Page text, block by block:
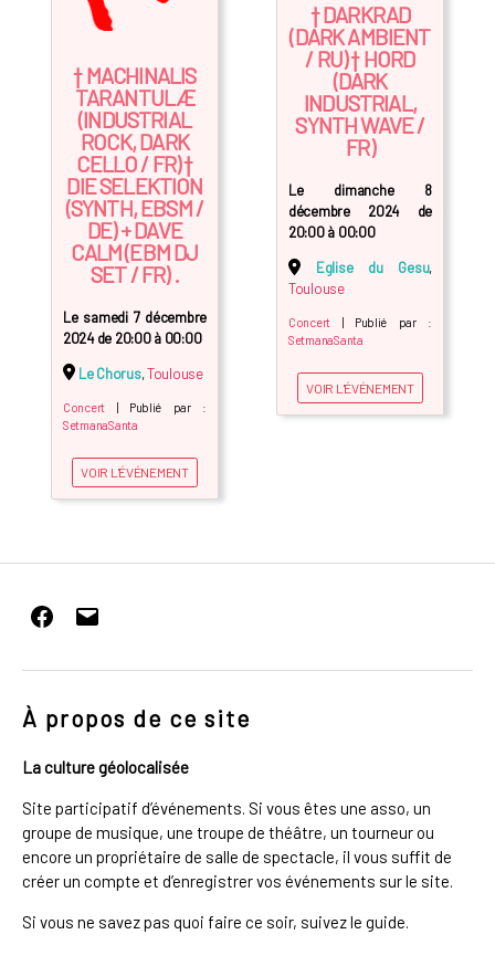
† DARKRAD
(DARK AMBIENT
/ RU) † HORD
(DARK
INDUSTRIAL,
SYNTH WAVE /
FR)
Le dimanche 8
décembre 2024 de
20:00 à 00:00
Eglise du Gesu,
Toulouse
Concert | Publié par :
SetmanaSanta
VOIR L'ÉVÉNEMENT
† MACHINALIS
TARANTULÆ
(INDUSTRIAL
ROCK, DARK
CELLO / FR) †
DIE SELEKTION
(SYNTH, EBSM /
DE) + DAVE
CALM (EBM DJ
SET / FR) .
Le samedi 7 décembre
2024 de 20:00 à 00:00
Le Chorus,Toulouse
Concert | Publié par :
SetmanaSanta
VOIR L'ÉVÉNEMENT
Facebook
E-
mail
À propos de ce site
La culture géolocalisée
Site participatif d’événements. Si vous êtes une asso, un
groupe de musique, une troupe de théâtre, un tourneur ou
encore un propriétaire de salle de spectacle, il vous suffit de
créer un compte et d’enregistrer vos événements sur le site.
Si vous ne savez pas quoi faire ce soir, suivez le guide.